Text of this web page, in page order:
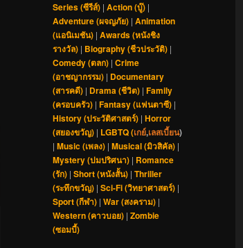
Series (ซีรีส์) | Action (บู๊) |
Adventure (ผจญภัย) | Animation
(แอนิเมชัน) | Awards (หนังชิง
รางวัล) | Biography (ชีวประวัติ) |
Comedy (ตลก) | Crime
(อาชญากรรม) | Documentary
(สารคดี) | Drama (ชีวิต) | Family
(ครอบครัว) | Fantasy (แฟนตาซี) |
History (ประวัติศาสตร์) | Horror
(สยองขวัญ) | LGBTQ (เกย์,เลสเบี้ยน)
| Music (เพลง) | Musical (มิวสิคัล) |
Mystery (ปมปริศนา) | Romance
(รัก) | Short (หนังสั้น) | Thriller
(ระทึกขวัญ) | Sci-Fi (วิทยาศาสตร์) |
Sport (กีฬา) | War (สงคราม) |
Western (คาวบอย) | Zombie
(ซอมบี้)